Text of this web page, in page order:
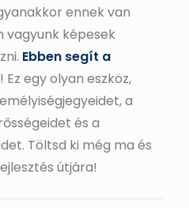
ennek van
vagyunk képesek
Ebben segít a
! Ez egy olyan eszköz,
a
és a
Töltsd ki még ma és
útjára!